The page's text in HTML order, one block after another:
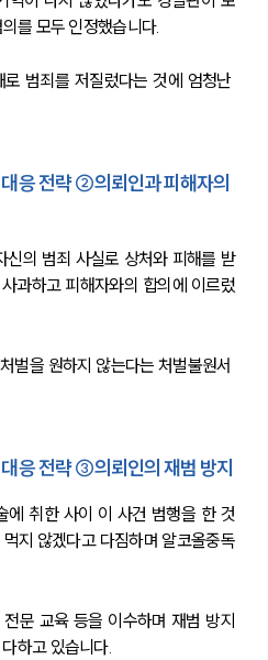
를 모두 인정했습니다.
범죄를 저질렀다는 것에 엄청난
응 전략 ②의뢰인과 피해자의
신의 범죄 사실로 상처와 피해를 받
과하고 피해자와의 합의에 이르렀
벌을 원하지 않는다는 처벌불원서
응 전략 ③의뢰인의 재범 방지
에 취한 사이 이 사건 범행을 한 것
지 않겠다고 다짐하며 알코올중독
문 교육 등을 이수하며 재범 방지
하고 있습니다.